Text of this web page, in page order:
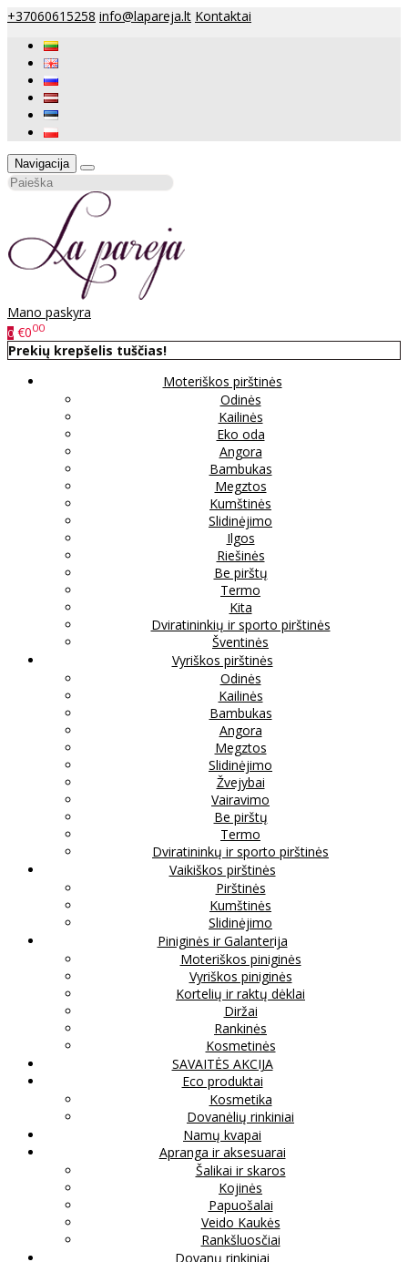
+37060615258 info@lapareja.lt Kontaktai
Navigacija
Mano paskyra
0 €000
Prekių krepšelis tuščias!
Moteriškos pirštinės
Odinės
Kailinės
Eko oda
Angora
Bambukas
Megztos
Kumštinės
Slidinėjimo
Ilgos
Riešinės
Be pirštų
Termo
Kita
Dviratininkių ir sporto pirštinės
Šventinės
Vyriškos pirštinės
Odinės
Kailinės
Bambukas
Angora
Megztos
Slidinėjimo
Žvejybai
Vairavimo
Be pirštų
Termo
Dviratininkų ir sporto pirštinės
Vaikiškos pirštinės
Pirštinės
Kumštinės
Slidinėjimo
Piniginės ir Galanterija
Moteriškos piniginės
Vyriškos piniginės
Kortelių ir raktų dėklai
Diržai
Rankinės
Kosmetinės
SAVAITĖS AKCIJA
Eco produktai
Kosmetika
Dovanėlių rinkiniai
Namų kvapai
Apranga ir aksesuarai
Šalikai ir skaros
Kojinės
Papuošalai
Veido Kaukės
Rankšluosčiai
Dovanų rinkiniai